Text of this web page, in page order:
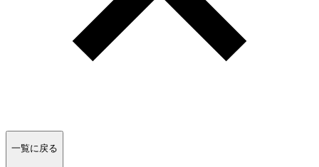
一覧に戻る